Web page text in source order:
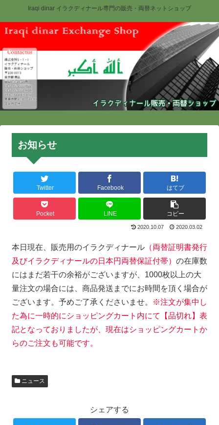
Iraqi dinar イラクディナール専門の販売・両替ネットショップ
お知らせ
Twitter Facebook はてブ
Pocket LINE コピー
2020.10.07 2020.03.02
本日現在、販売用のイラクディナール （両替証明書発行
及びイラクディナールの日本円両替保証付帯） の在庫数
にはまだ若干の余裕がございますが、1000枚以上の大
量注文の場合には、商品発送までにお時間を頂く場合が
ございます。予めご了承くださいませ。
※注文が集中し
た為に一時的にショッピングカート内にて【品切れ】表
記となっておりましたが、現在はショッピングカートか
らのご注文も可能です。
ニュース
シェアする